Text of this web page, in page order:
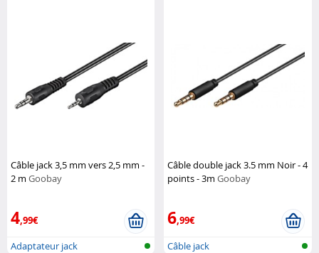
Câble jack 3,5 mm vers 2,5 mm -
2 m Goobay
4,99€
Adaptateur jack
Câble double jack 3.5 mm Noir - 4
points - 3mGoobay
6,99€
Câble jack